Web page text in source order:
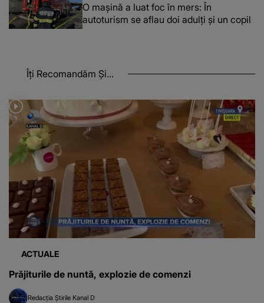
O maşină a luat foc în mers: În
autoturism se aflau doi adulți și un copil
Îți Recomandăm Și...
ACTUALE
Prăjiturile de nuntă, explozie de comenzi
Redacția Știrile Kanal D